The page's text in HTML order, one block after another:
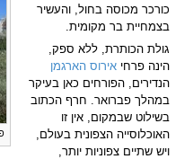
כורכר מכוסה בחול, והעשיר
בצמחיית בר מקומית.
גולת הכותרת, ללא ספק,
הינה פרחי אירוס הארגמן
הנדירים, הפורחים כאן בעיקר
במהלך פברואר. חרף הכתוב
בשילוט שבמקום, אין זו
האוכלוסייה הצפונית בעולם,
ויש שתיים צפוניות יותר,